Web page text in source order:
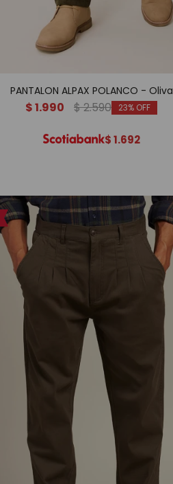
PANTALON ALPAX POLANCO - Oliva
$1.990 $2.590 23
$1.692